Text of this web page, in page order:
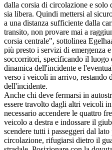
dalla corsia di circolazione e solo
sia libera. Quindi mettersi al
a una distanza sufficiente dalla
transito, non provare mai a
corsia centrale", sottolinea
più presto i servizi di emergenza
soccorritori, specificando il luogo
dinamica dell'incidente e
verso i veicoli in arrivo, restando
dell'incidente.
Anche chi deve fermarsi in
essere travolto dagli altri veicoli
necessario accendere le quattro
veicolo a destra e indossare il
scendere tutti i passeggeri dal
circolazione, rifugiarsi dietro il